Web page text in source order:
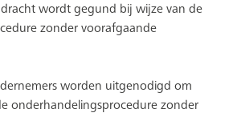
wordt gegund bij wijze van de
zonder voorafgaande
worden uitgenodigd om
onderhandelingsprocedure zonder